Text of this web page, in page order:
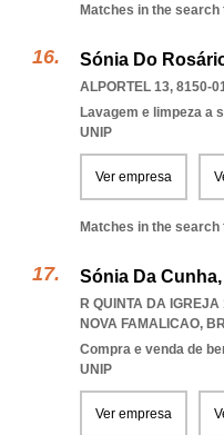
Matches in the search
Sónia Do
ALPORTEL 13, 8150-
Lavagem e limpeza a
UNIP
Ver empresa
Matches in the search
Sónia Da
R QUINTA DA
NOVA FAMALICAO,
Compra e venda de
UNIP
Ver empresa